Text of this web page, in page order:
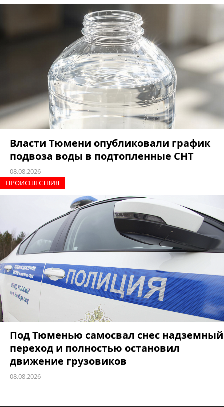
Власти Тюмени опубликовали график
подвоза воды в подтопленные СНТ
08.08.2026
ПРОИCШЕСТВИЯ
Под Тюменью самосвал снес надземный
переход и полностью остановил
движение грузовиков
08.08.2026